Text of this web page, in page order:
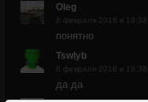
Oleg
8 февраля 2018 в 19:38
понятно
Tswlyb
8 февраля 2018 в 19:38
да да